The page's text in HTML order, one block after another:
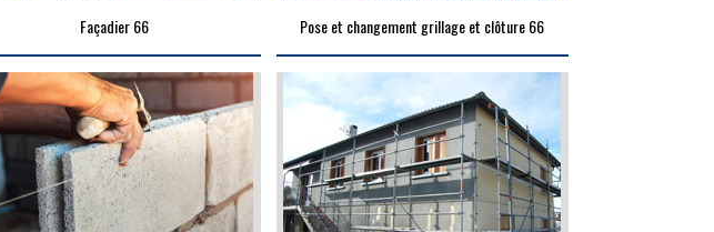
Façadier 66 Pose et changement grillage et clôture 66